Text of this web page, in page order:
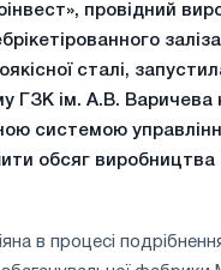
провідний
сталі,
ГЗК ім. А.В. Варичева
системою
обсяг
в процесі